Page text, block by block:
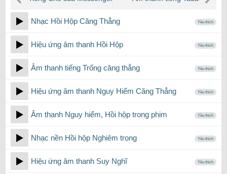
thanh
Nhạc Hồi Hộp Căng Thẳng Yêu thích
Hiệu ứng âm thanh Hồi Hộp Yêu thích
Âm thanh tiếng Trống căng thẳng Yêu thích
Hiệu ứng âm thanh Nguy Hiểm Căng Thẳng Yêu thích
Âm thanh Nguy hiểm, Hồi hộp trong phim Yêu thích
Nhạc nền Hồi hộp Nghiêm trọng Yêu thích
Hiệu ứng âm thanh Suy Nghĩ Yêu thích